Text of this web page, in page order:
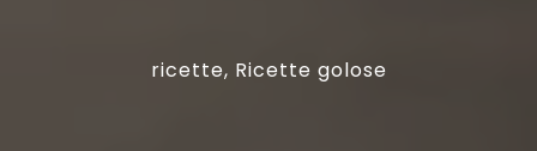
ricette, Ricette golose